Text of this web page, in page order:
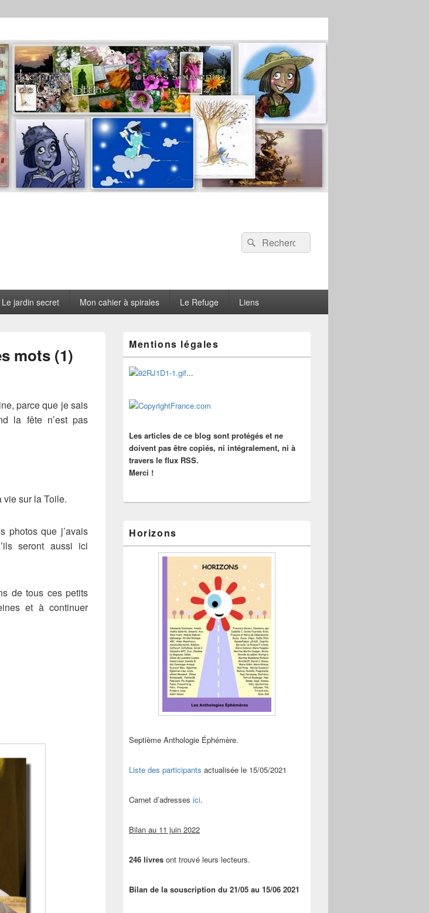
Recherche :
Rechercher
Le jardin secret Mon cahier à spirales Le Refuge Liens
mots (1)
parce que je sais
la fête n’est pas
vie sur la Toile.
photos que j’avais
seront aussi ici
de tous ces petits
et à continuer
principale
de
widget
pour
barre
latérale
Mentions légales
...
Les articles de ce blog sont protégés et ne
doivent pas être copiés, ni intégralement, ni à
travers le flux RSS.
Merci !
Horizons
Septième Anthologie Éphémère.
Liste des participants actualisée le 15/05/2021
Carnet d’adresses ici.
Bilan au 11 juin 2022
246 livres ont trouvé leurs lecteurs.
Bilan de la souscription du 21/05 au 15/06 2021